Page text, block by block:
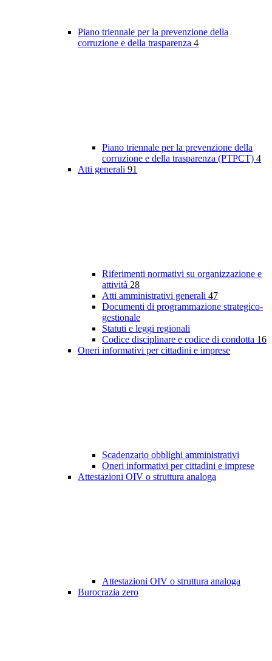
Piano triennale per la prevenzione della
corruzione e della trasparenza 4
Piano triennale per la prevenzione della
corruzione e della trasparenza (PTPCT) 4
Atti generali 91
Riferimenti normativi su organizzazione e
attività 28
Atti amministrativi generali 47
Documenti di programmazione strategico-
gestionale
Statuti e leggi regionali
Codice disciplinare e codice di condotta 16
Oneri informativi per cittadini e imprese
Scadenzario obblighi amministrativi
Oneri informativi per cittadini e imprese
Attestazioni OIV o struttura analoga
Attestazioni OIV o struttura analoga
Burocrazia zero